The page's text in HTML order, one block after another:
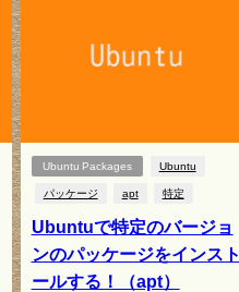
Ubuntu Packages Ubuntu
パッケージ apt 特定
Ubuntuで特定のバージョ
ンのパッケージをインスト
ールする！（apt）